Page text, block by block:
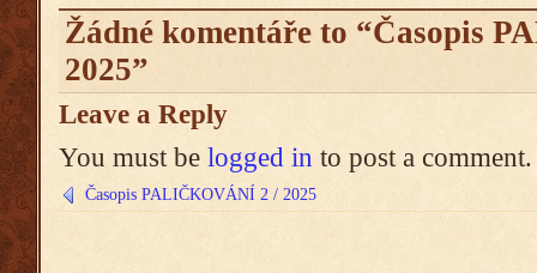
Žádné komentáře to “Časopis
2025”
Leave a Reply
You must be logged in to post a comment.
Časopis PALIČKOVÁNÍ 2 / 2025